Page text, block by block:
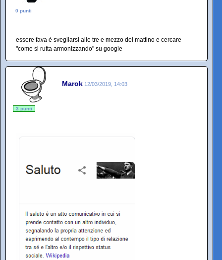
0 punti
essere fava è svegliarsi alle tre e mezzo del mattino e cercare
"come si rutta armonizzando" su google
Marok 12/03/2019, 14:03
3 punti